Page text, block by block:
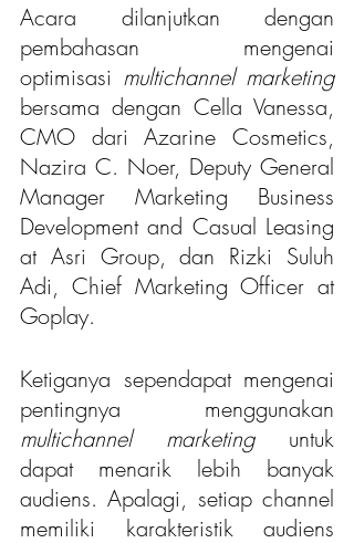
Acara dilanjutkan dengan
pembahasan mengenai
optimisasi multichannel marketing
bersama dengan Cella Vanessa,
CMO dari Azarine Cosmetics,
Nazira C. Noer, Deputy General
Manager Marketing Business
Development and Casual Leasing
at Asri Group, dan Rizki Suluh
Adi, Chief Marketing Officer at
Goplay.
Ketiganya sependapat mengenai
multichannel marketing untuk
dapat menarik lebih banyak
audiens. Apalagi, setiap channel
memiliki karakteristik audiens